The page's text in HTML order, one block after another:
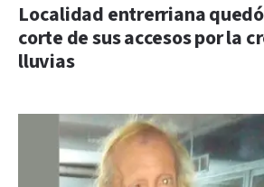
Localidad entrerriana
corte de sus accesos por la
lluvias